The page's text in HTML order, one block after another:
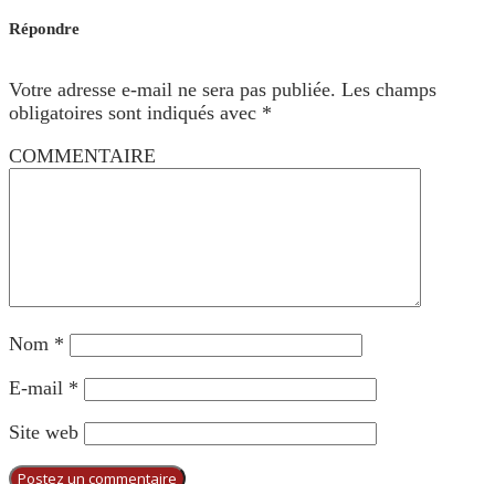
Répondre
Votre adresse e-mail ne sera pas publiée. Les champs
obligatoires sont indiqués avec *
COMMENTAIRE
Nom *
E-mail *
Site web